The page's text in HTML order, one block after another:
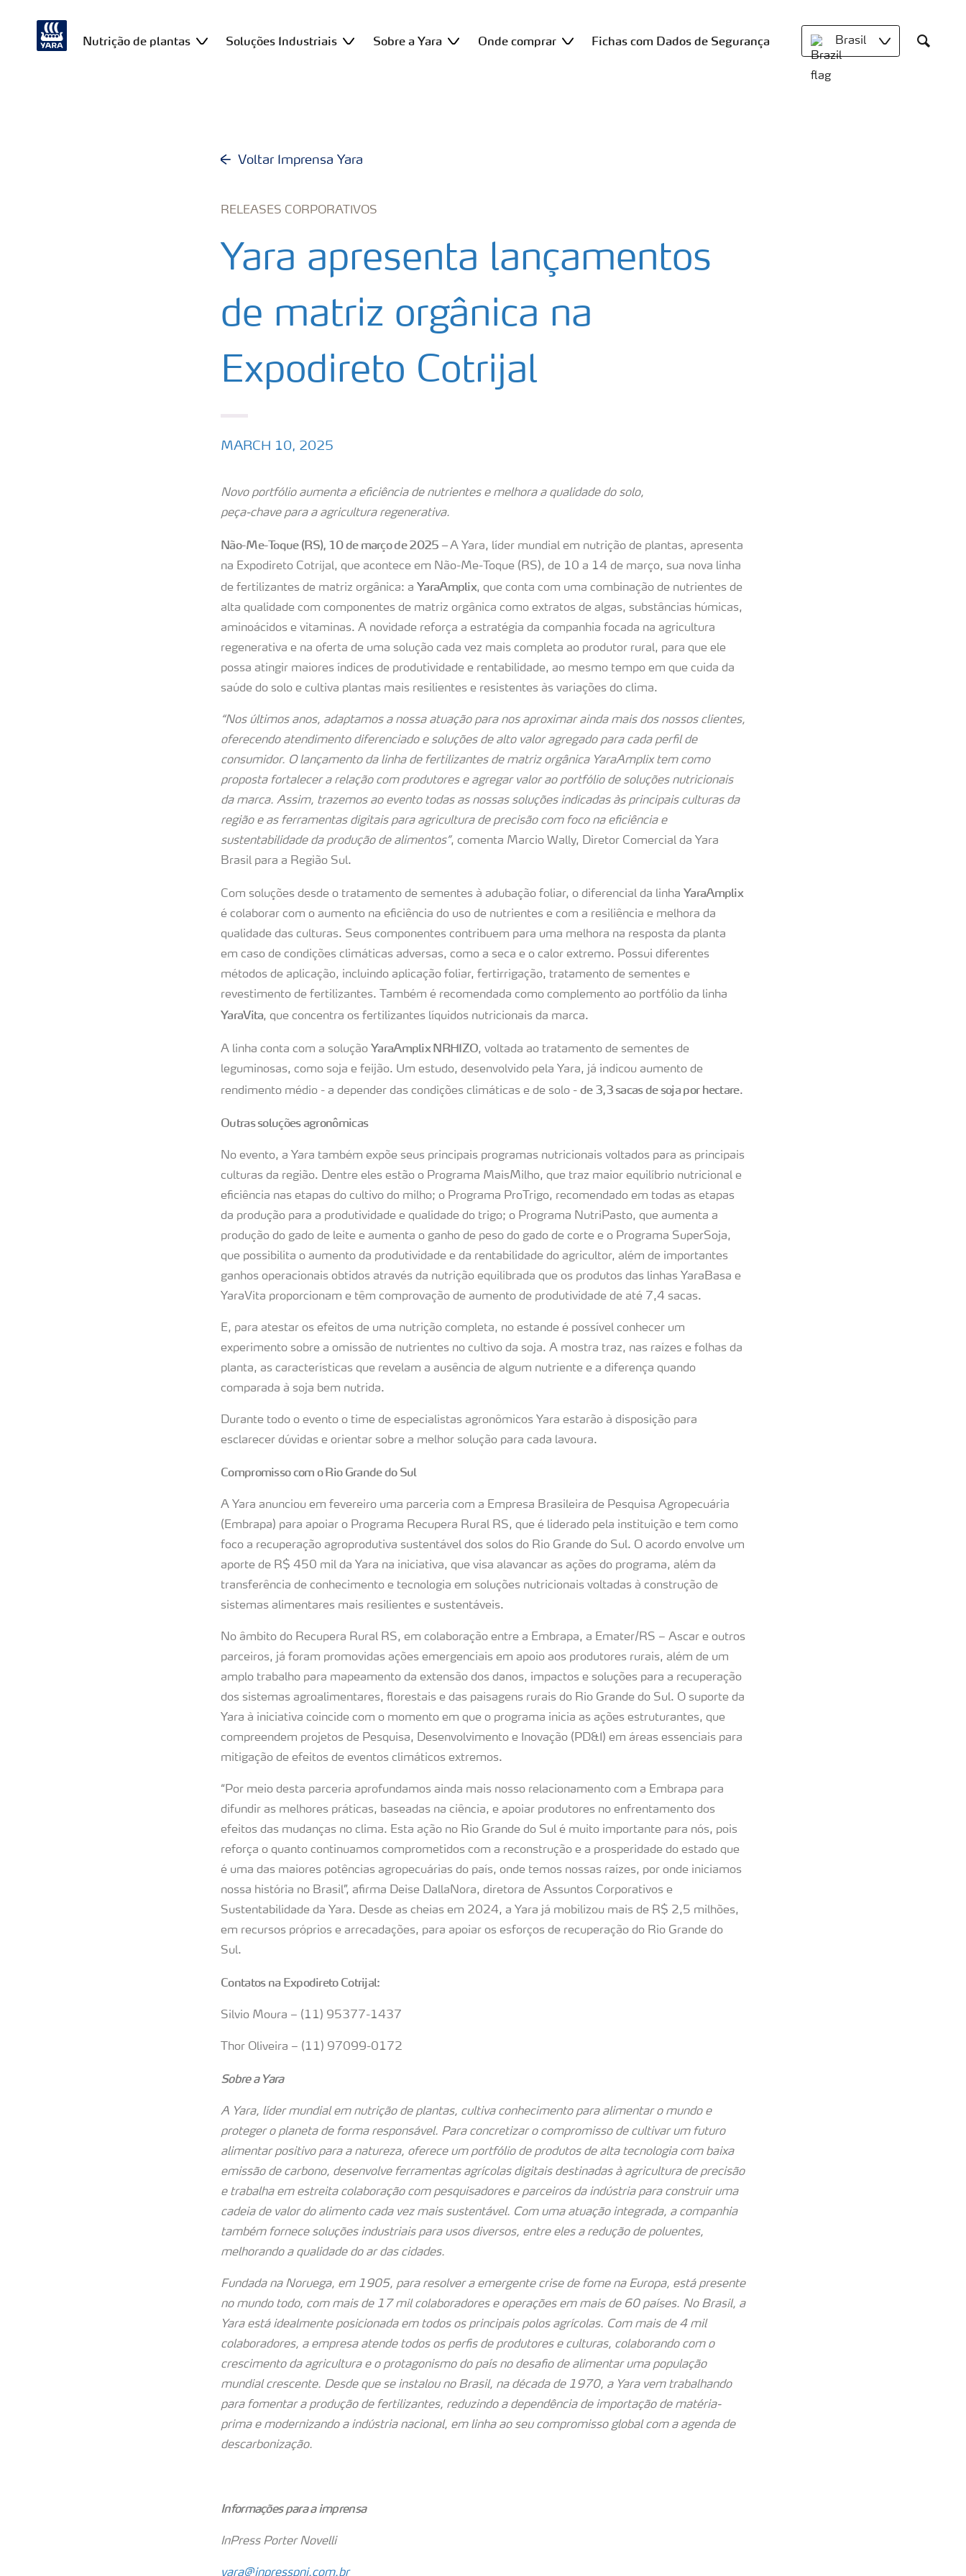
Nutrição de plantas Soluções Industriais Sobre a Yara Onde comprar Fichas com Dados de Segurança Brasil
Search
Voltar Imprensa Yara
RELEASES CORPORATIVOS
Yara apresenta lançamentos
de matriz orgânica na
Expodireto Cotrijal
MARCH 10, 2025
Novo portfólio aumenta a eficiência de nutrientes e melhora a qualidade do solo,
peça-chave para a agricultura regenerativa.
Não-Me-Toque (RS), 10 de março de 2025 –A Yara, líder mundial em nutrição de plantas, apresenta
na Expodireto Cotrijal, que acontece em Não-Me-Toque (RS), de 10 a 14 de março, sua nova linha
de fertilizantes de matriz orgânica: a YaraAmplix, que conta com uma combinação de nutrientes de
alta qualidade com componentes de matriz orgânica como extratos de algas, substâncias húmicas,
aminoácidos e vitaminas. A novidade reforça a estratégia da companhia focada na agricultura
regenerativa e na oferta de uma solução cada vez mais completa ao produtor rural, para que ele
possa atingir maiores índices de produtividade e rentabilidade, ao mesmo tempo em que cuida da
saúde do solo e cultiva plantas mais resilientes e resistentes às variações do clima.
“Nos últimos anos, adaptamos a nossa atuação para nos aproximar ainda mais dos nossos clientes,
oferecendo atendimento diferenciado e soluções de alto valor agregado para cada perfil de
consumidor. O lançamento da linha de fertilizantes de matriz orgânica YaraAmplix tem como
proposta fortalecer a relação com produtores e agregar valor ao portfólio de soluções nutricionais
da marca. Assim, trazemos ao evento todas as nossas soluções indicadas às principais culturas da
região e as ferramentas digitais para agricultura de precisão com foco na eficiência e
sustentabilidade da produção de alimentos”, comenta Marcio Wally, Diretor Comercial da Yara
Brasil para a Região Sul.
Com soluções desde o tratamento de sementes à adubação foliar, o diferencial da linha YaraAmplix
é colaborar com o aumento na eficiência do uso de nutrientes e com a resiliência e melhora da
qualidade das culturas. Seus componentes contribuem para uma melhora na resposta da planta
em caso de condições climáticas adversas, como a seca e o calor extremo. Possui diferentes
métodos de aplicação, incluindo aplicação foliar, fertirrigação, tratamento de sementes e
revestimento de fertilizantes. Também é recomendada como complemento ao portfólio da linha
YaraVita, que concentra os fertilizantes líquidos nutricionais da marca.
A linha conta com a solução YaraAmplix NRHIZO, voltada ao tratamento de sementes de
leguminosas, como soja e feijão. Um estudo, desenvolvido pela Yara, já indicou aumento de
rendimento médio - a depender das condições climáticas e de solo - de 3,3 sacas de soja por hectare.
Outras soluções agronômicas
No evento, a Yara também expõe seus principais programas nutricionais voltados para as principais
culturas da região. Dentre eles estão o Programa MaisMilho, que traz maior equilíbrio nutricional e
eficiência nas etapas do cultivo do milho; o Programa ProTrigo, recomendado em todas as etapas
da produção para a produtividade e qualidade do trigo; o Programa NutriPasto, que aumenta a
produção do gado de leite e aumenta o ganho de peso do gado de corte e o Programa SuperSoja,
que possibilita o aumento da produtividade e da rentabilidade do agricultor, além de importantes
ganhos operacionais obtidos através da nutrição equilibrada que os produtos das linhas YaraBasa e
YaraVita proporcionam e têm comprovação de aumento de produtividade de até 7,4 sacas.
E, para atestar os efeitos de uma nutrição completa, no estande é possível conhecer um
experimento sobre a omissão de nutrientes no cultivo da soja. A mostra traz, nas raízes e folhas da
planta, as características que revelam a ausência de algum nutriente e a diferença quando
comparada à soja bem nutrida.
Durante todo o evento o time de especialistas agronômicos Yara estarão à disposição para
esclarecer dúvidas e orientar sobre a melhor solução para cada lavoura.
Compromisso com o Rio Grande do Sul
A Yara anunciou em fevereiro uma parceria com a Empresa Brasileira de Pesquisa Agropecuária
(Embrapa) para apoiar o Programa Recupera Rural RS, que é liderado pela instituição e tem como
foco a recuperação agroprodutiva sustentável dos solos do Rio Grande do Sul. O acordo envolve um
aporte de R$ 450 mil da Yara na iniciativa, que visa alavancar as ações do programa, além da
transferência de conhecimento e tecnologia em soluções nutricionais voltadas à construção de
sistemas alimentares mais resilientes e sustentáveis.
No âmbito do Recupera Rural RS, em colaboração entre a Embrapa, a Emater/RS – Ascar e outros
parceiros, já foram promovidas ações emergenciais em apoio aos produtores rurais, além de um
amplo trabalho para mapeamento da extensão dos danos, impactos e soluções para a recuperação
dos sistemas agroalimentares, florestais e das paisagens rurais do Rio Grande do Sul. O suporte da
Yara à iniciativa coincide com o momento em que o programa inicia as ações estruturantes, que
compreendem projetos de Pesquisa, Desenvolvimento e Inovação (PD&I) em áreas essenciais para
mitigação de efeitos de eventos climáticos extremos.
“Por meio desta parceria aprofundamos ainda mais nosso relacionamento com a Embrapa para
difundir as melhores práticas, baseadas na ciência, e apoiar produtores no enfrentamento dos
efeitos das mudanças no clima. Esta ação no Rio Grande do Sul é muito importante para nós, pois
reforça o quanto continuamos comprometidos com a reconstrução e a prosperidade do estado que
é uma das maiores potências agropecuárias do país, onde temos nossas raízes, por onde iniciamos
nossa história no Brasil”, afirma Deise DallaNora, diretora de Assuntos Corporativos e
Sustentabilidade da Yara. Desde as cheias em 2024, a Yara já mobilizou mais de R$ 2,5 milhões,
em recursos próprios e arrecadações, para apoiar os esforços de recuperação do Rio Grande do
Sul.
Contatos na Expodireto Cotrijal:
Silvio Moura – (11) 95377-1437
Thor Oliveira – (11) 97099-0172
Sobre a Yara
A Yara, líder mundial em nutrição de plantas, cultiva conhecimento para alimentar o mundo e
proteger o planeta de forma responsável. Para concretizar o compromisso de cultivar um futuro
alimentar positivo para a natureza, oferece um portfólio de produtos de alta tecnologia com baixa
emissão de carbono, desenvolve ferramentas agrícolas digitais destinadas à agricultura de precisão
e trabalha em estreita colaboração com pesquisadores e parceiros da indústria para construir uma
cadeia de valor do alimento cada vez mais sustentável. Com uma atuação integrada, a companhia
também fornece soluções industriais para usos diversos, entre eles a redução de poluentes,
melhorando a qualidade do ar das cidades.
Fundada na Noruega, em 1905, para resolver a emergente crise de fome na Europa, está presente
no mundo todo, com mais de 17 mil colaboradores e operações em mais de 60 países. No Brasil, a
Yara está idealmente posicionada em todos os principais polos agrícolas. Com mais de 4 mil
colaboradores, a empresa atende todos os perfis de produtores e culturas, colaborando com o
crescimento da agricultura e o protagonismo do país no desafio de alimentar uma população
mundial crescente. Desde que se instalou no Brasil, na década de 1970, a Yara vem trabalhando
para fomentar a produção de fertilizantes, reduzindo a dependência de importação de matéria-
prima e modernizando a indústria nacional, em linha ao seu compromisso global com a agenda de
descarbonização.
Informações para a imprensa
InPress Porter Novelli
yara@inpresspni.com.br